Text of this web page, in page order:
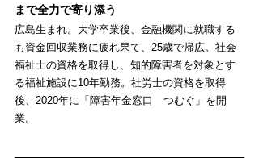
まで全力で寄り添う
広島生まれ。大学卒業後、金融機関に就職する
も資金回収業務に疲れ果て、25歳で帰広。社会
福祉士の資格を取得し、知的障害者を対象とす
る福祉施設に10年勤務。社労士の資格を取得
後、2020年に「障害年金窓口　つむぐ」を開
業。